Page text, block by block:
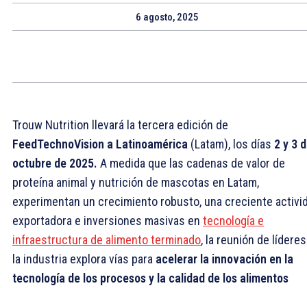
6 agosto, 2025
Trouw Nutrition llevará la tercera edición de
FeedTechnoVision a Latinoamérica (Latam), los días 2 y 3
octubre de 2025. A medida que las cadenas de valor de
proteína animal y nutrición de mascotas en Latam,
experimentan un crecimiento robusto, una creciente
exportadora e inversiones masivas en tecnología e
infraestructura de alimento terminado, la reunión de
la industria explora vías para acelerar la innovación en la
tecnología de los procesos y la calidad de los alimentos